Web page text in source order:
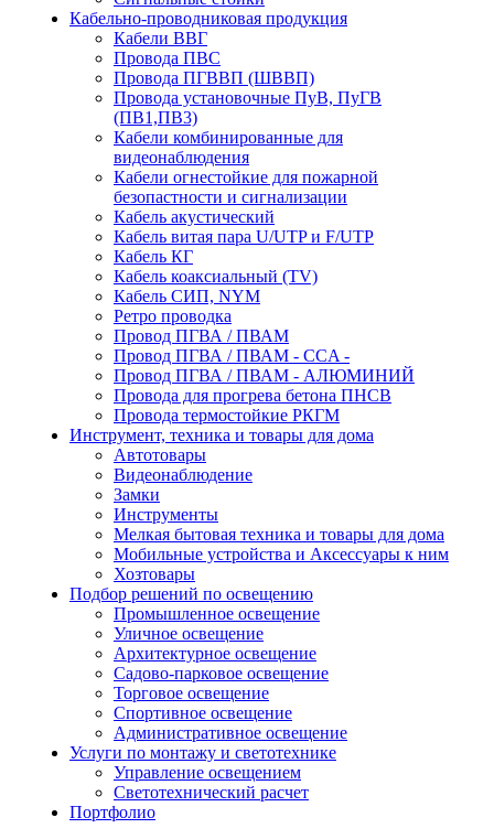
Кабельно-проводниковая продукция
Кабели ВВГ
Провода ПВС
Провода ПГВВП (ШВВП)
Провода установочные ПуВ, ПуГВ
(ПВ1,ПВ3)
Кабели комбинированные для
видеонаблюдения
Кабели огнестойкие для пожарной
безопастности и сигнализации
Кабель акустический
Кабель витая пара U/UTP и F/UTP
Кабель КГ
Кабель коаксиальный (TV)
Кабель СИП, NYM
Ретро проводка
Провод ПГВА / ПВАМ
Провод ПГВА / ПВАМ - CCA -
Провод ПГВА / ПВАМ - АЛЮМИНИЙ
Провода для прогрева бетона ПНСВ
Провода термостойкие РКГМ
Инструмент, техника и товары для дома
Автотовары
Видеонаблюдение
Замки
Инструменты
Мелкая бытовая техника и товары для дома
Мобильные устройства и Аксессуары к ним
Хозтовары
Подбор решений по освещению
Промышленное освещение
Уличное освещение
Архитектурное освещение
Садово-парковое освещение
Торговое освещение
Спортивное освещение
Административное освещение
Услуги по монтажу и светотехнике
Управление освещением
Светотехнический расчет
Портфолио